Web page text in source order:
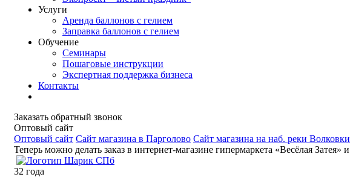
Услуги
Аренда баллонов с гелием
Заправка баллонов с гелием
Обучение
Семинары
Пошаговые инструкции
Экспертная поддержка бизнеса
Контакты
Заказать обратный звонок
Оптовый сайт
Оптовый сайт Сайт магазина в Парголово Сайт магазина на наб. реки Волковки
Теперь можно делать заказ в интернет-магазине гипермаркета «Весёлая Затея» и
32 года